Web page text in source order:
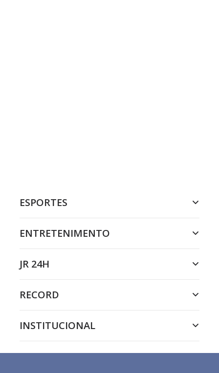
ESPORTES
ENTRETENIMENTO
JR 24H
RECORD
INSTITUCIONAL